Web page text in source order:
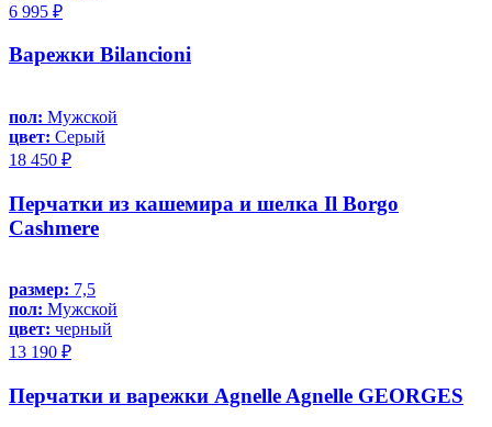
6 995 ₽
Варежки Bilancioni
пол: Мужской
цвет: Серый
18 450 ₽
Перчатки из кашемира и шелка Il Borgo
Cashmere
размер: 7,5
пол: Мужской
цвет: черный
13 190 ₽
Перчатки и варежки Agnelle Agnelle GEORGES